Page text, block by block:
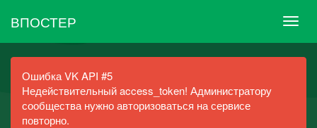
ВПОСТЕР
Ошибка VK API #5
Недействительный access_token! Администратору
сообщества нужно авторизоваться на сервисе
повторно.